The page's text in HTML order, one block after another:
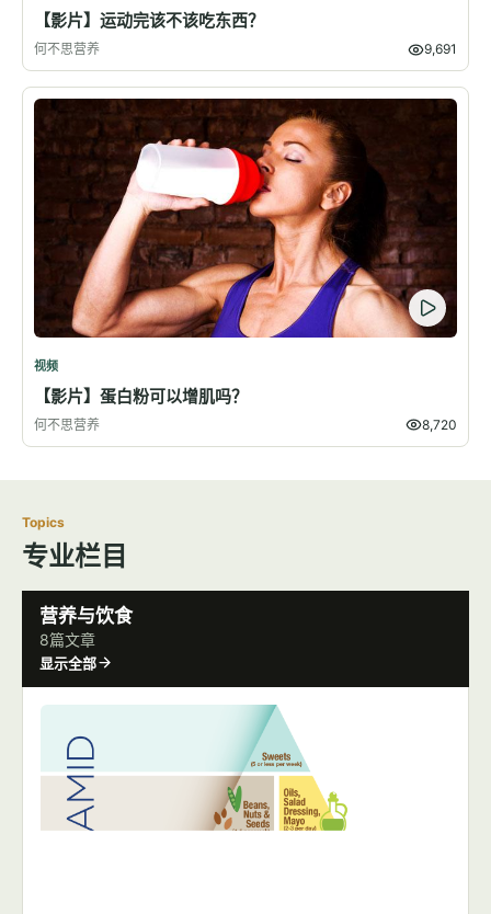
【影片】运动完该不该吃东西？
何不思营养 9,691
视频
【影片】蛋白粉可以增肌吗？
何不思营养 8,720
Topics
专业栏目
营养与饮食
8篇文章
显示全部